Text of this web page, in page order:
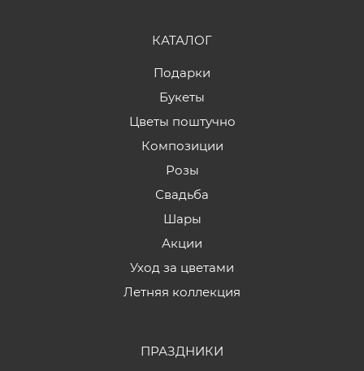
КАТАЛОГ
Подарки
Букеты
Цветы поштучно
Композиции
Розы
Свадьба
Шары
Акции
Уход за цветами
Летняя коллекция
ПРАЗДНИКИ